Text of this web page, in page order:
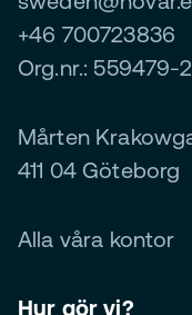
+46 700723836
Org.nr.: 559479-
Mårten
411 04 Göteborg
Alla våra kontor
Hur gör vi?